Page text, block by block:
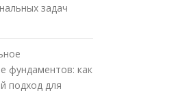
задач
фундаментов: как
подход для